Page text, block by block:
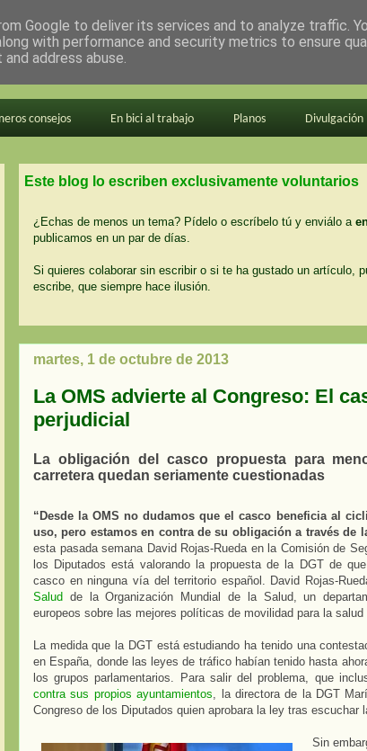
consejos En bici al trabajo Planos Divulgación
Este blog lo escriben exclusivamente voluntarios
¿Echas de menos un tema? Pídelo o escríbelo tú y enviálo a
publicamos en un par de días.
Si quieres colaborar sin escribir o si te ha gustado un artículo,
escribe, que siempre hace ilusión.
martes, 1 de octubre de 2013
La OMS advierte al Congreso: El
perjudicial
La obligación del casco propuesta para
carretera quedan seriamente cuestionadas
“Desde la OMS no dudamos que el casco beneficia al
uso, pero estamos en contra de su obligación a través de
esta pasada semana David Rojas-Rueda en la Comisión de
los Diputados está valorando la propuesta de la DGT de
casco en ninguna vía del territorio español. David Rojas-
Salud de la Organización Mundial de la Salud, un
europeos sobre las mejores políticas de movilidad para la salud
La medida que la DGT está estudiando ha tenido una
en España, donde las leyes de tráfico habían tenido hasta
los grupos parlamentarios. Para salir del problema, que
contra sus propios ayuntamientos, la directora de la DGT
Congreso de los Diputados quien aprobara la ley tras escuchar
Sin
Google to deliver its services and to analyze traffic.
with performance and security metrics to ensure
address abuse.